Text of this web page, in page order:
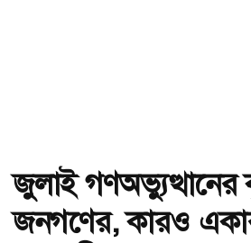
জুলাই গণঅভ্যুত্থানের
জনগণের, কারও